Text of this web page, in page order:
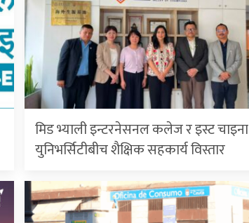
मिड भ्याली इन्टरनेसनल कलेज र इस्ट चाइना
युनिभर्सिटीबीच शैक्षिक सहकार्य विस्तार